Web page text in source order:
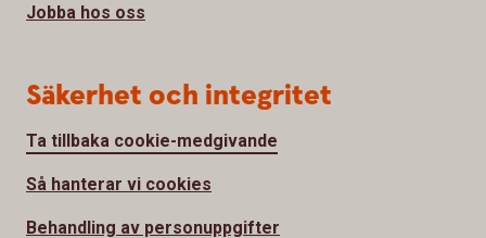
Jobba hos oss
Säkerhet och integritet
Ta tillbaka cookie-medgivande
Så hanterar vi cookies
Behandling av personuppgifter